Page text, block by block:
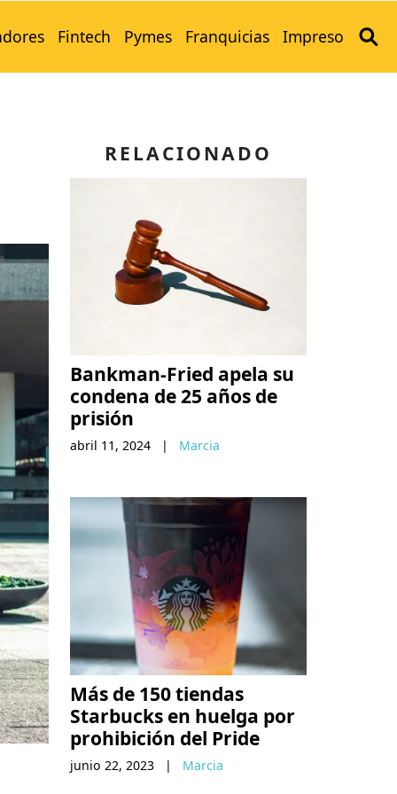
Fintech Pymes Franquicias Impreso
RELACIONADO
Bankman-Fried apela su
condena de 25 años de
prisión
abril 11, 2024 | Marcia
Más de 150 tiendas
Starbucks en huelga por
prohibición del Pride
junio 22, 2023 | Marcia